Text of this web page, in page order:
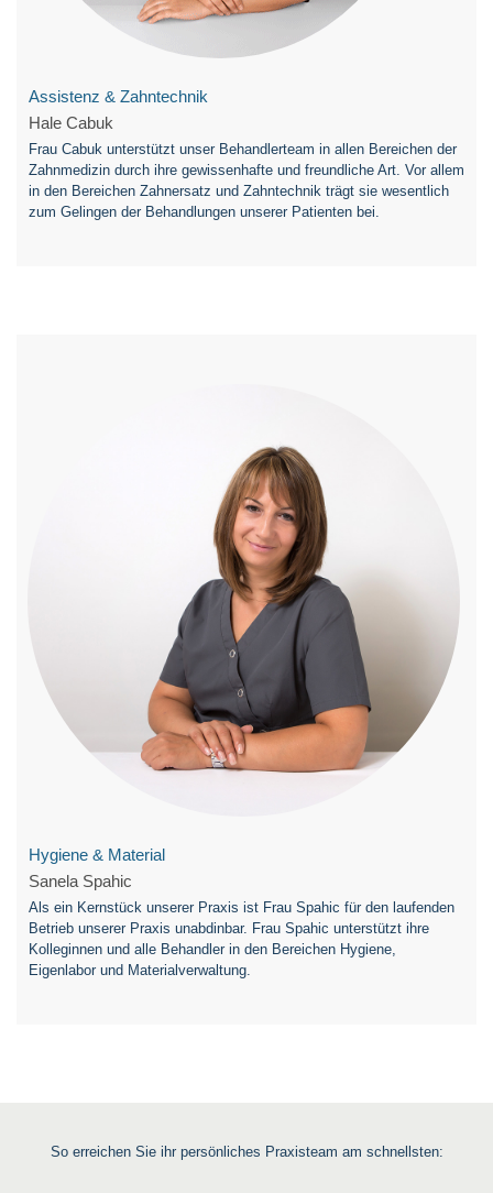
Assistenz & Zahntechnik
Hale Cabuk
Frau Cabuk unterstützt unser Behandlerteam in allen Bereichen der
Zahnmedizin durch ihre gewissenhafte und freundliche Art. Vor allem
in den Bereichen Zahnersatz und Zahntechnik trägt sie wesentlich
zum Gelingen der Behandlungen unserer Patienten bei.
Hygiene & Material
Sanela Spahic
Als ein Kernstück unserer Praxis ist Frau Spahic für den laufenden
Betrieb unserer Praxis unabdinbar. Frau Spahic unterstützt ihre
Kolleginnen und alle Behandler in den Bereichen Hygiene,
Eigenlabor und Materialverwaltung.
So erreichen Sie ihr persönliches Praxisteam am schnellsten: